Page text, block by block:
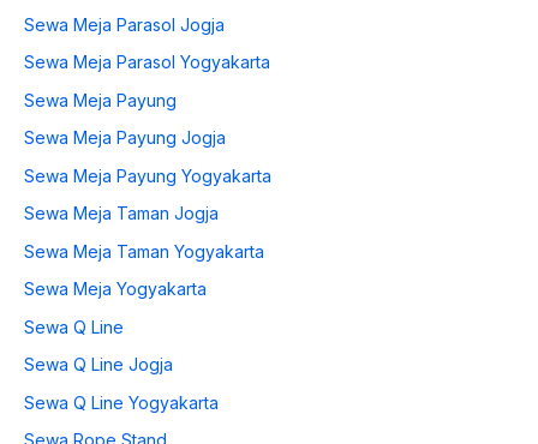
Sewa Meja Parasol Jogja
Sewa Meja Parasol Yogyakarta
Sewa Meja Payung
Sewa Meja Payung Jogja
Sewa Meja Payung Yogyakarta
Sewa Meja Taman Jogja
Sewa Meja Taman Yogyakarta
Sewa Meja Yogyakarta
Sewa Q Line
Sewa Q Line Jogja
Sewa Q Line Yogyakarta